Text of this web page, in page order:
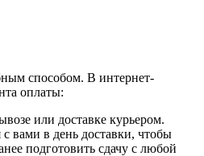
способом. В интернет-
оплаты:
или доставке курьером.
вами в день доставки, чтобы
подготовить сдачу с любой